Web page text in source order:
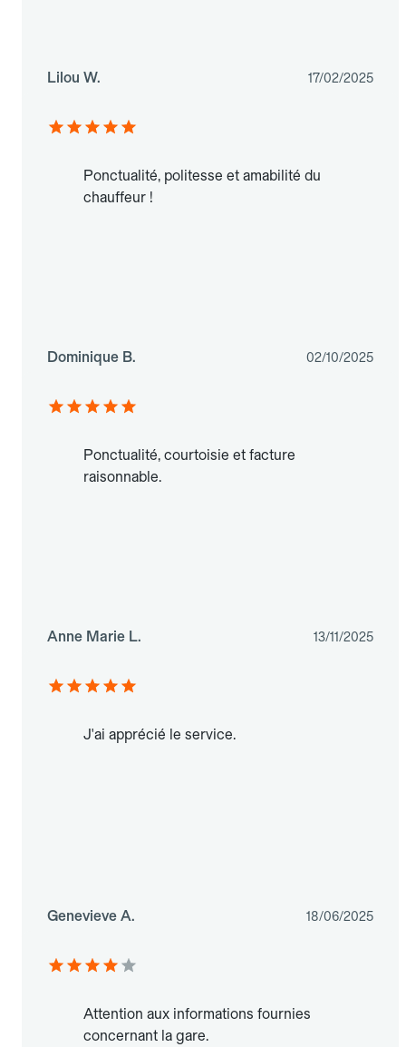
Lilou W. 17/02/2025
Ponctualité, politesse et amabilité du
chauffeur !
Dominique B. 02/10/2025
Ponctualité, courtoisie et facture
raisonnable.
Anne Marie L. 13/11/2025
J'ai apprécié le service.
Genevieve A. 18/06/2025
Attention aux informations fournies
concernant la gare.